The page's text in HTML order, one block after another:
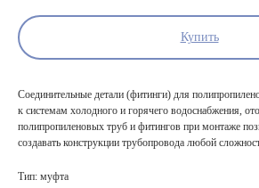
Купить
Соединительные детали (фитинги) для
к системам холодного и горячего водоснабжения,
полипропиленовых труб и фитингов при монтаже
создавать конструкции трубопровода любой
Тип: муфта